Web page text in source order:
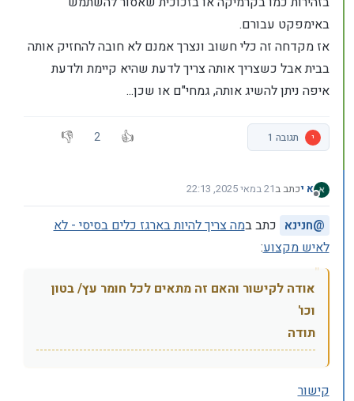
באימפקט עבורם.
אז מקדחה זה כלי חשוב ונצרך אמנם לא חובה להחזיק אותה
בבית אבל כשצריך אותה צריך לדעת שהיא קיימת ולדעת
איפה ניתן להשיג אותה, גמחי"ם או שכן...
י תגובה 1 2
מנותק
א יכתב ב21 במאי 2025, 22:13
נערך לאחרונה על ידי
@חנינא כתב במה צריך להיות בארגז כלים בסיסי - לא
לאיש מקצוע:
אודה לקישור והאם זה מתאים לכל חומר עץ/ בטון
וכו'
תודה
קישור